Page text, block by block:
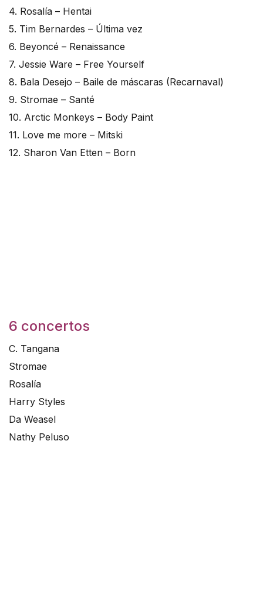
4. Rosalía – Hentai
5. Tim Bernardes – Última vez
6. Beyoncé – Renaissance
7. Jessie Ware – Free Yourself
8. Bala Desejo – Baile de máscaras (Recarnaval)
9. Stromae – Santé
10. Arctic Monkeys – Body Paint
11. Love me more – Mitski
12. Sharon Van Etten – Born
6 concertos
C. Tangana
Stromae
Rosalía
Harry Styles
Da Weasel
Nathy Peluso